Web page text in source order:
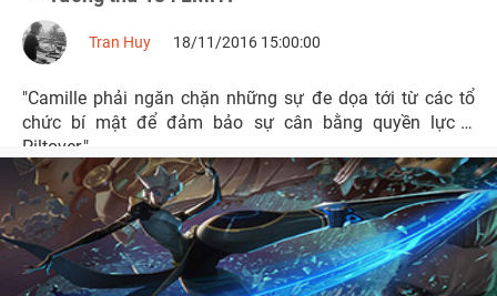
Tran Huy 18/11/2016 15:00:00
"Camille phải ngăn chặn những sự đe dọa tới từ các tổ
chức bí mật để đảm bảo sự cân bằng quyền lực ở
Piltover."